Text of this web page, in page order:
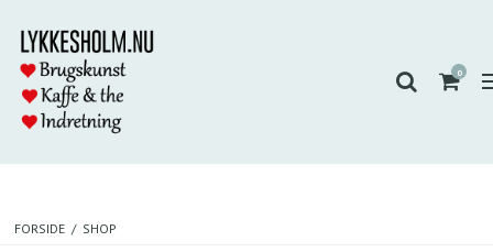
0
FORSIDE / SHOP